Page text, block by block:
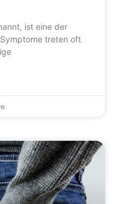
ist eine der
treten oft